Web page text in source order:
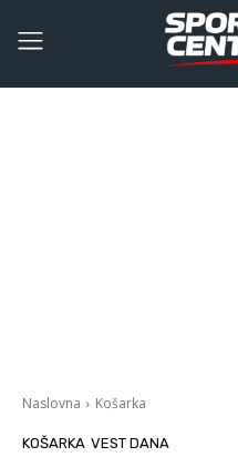
Naslovna Košarka
KOŠARKA VEST DANA